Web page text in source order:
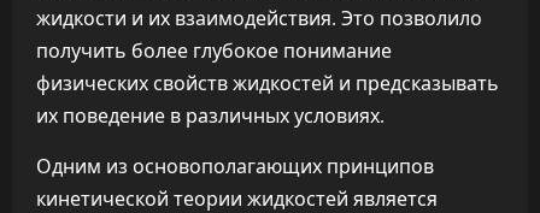
жидкости и их взаимодействия. Это позволило
получить более глубокое понимание
физических свойств жидкостей и предсказывать
их поведение в различных условиях.
Одним из основополагающих принципов
кинетической теории жидкостей является